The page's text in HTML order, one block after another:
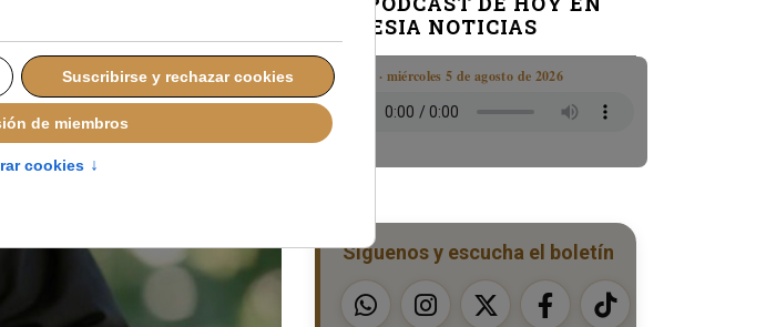
IGLESIA NOTICIAS
Boletín · miércoles 5 de agosto de 2026
Síguenos y escucha el boletín